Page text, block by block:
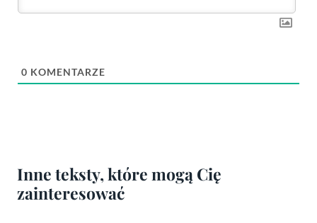
0 KOMENTARZE
Inne teksty, które mogą Cię
zainteresować